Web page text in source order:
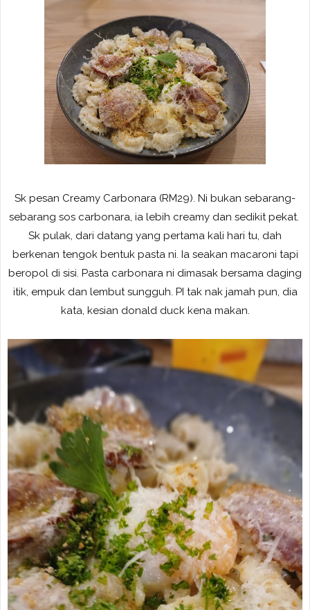
Sk pesan Creamy Carbonara (RM29). Ni bukan sebarang-
sebarang sos carbonara, ia lebih creamy dan sedikit pekat.
Sk pulak, dari datang yang pertama kali hari tu, dah
berkenan tengok bentuk pasta ni. Ia seakan macaroni tapi
beropol di sisi. Pasta carbonara ni dimasak bersama daging
itik, empuk dan lembut sungguh. PI tak nak jamah pun, dia
kata, kesian donald duck kena makan.